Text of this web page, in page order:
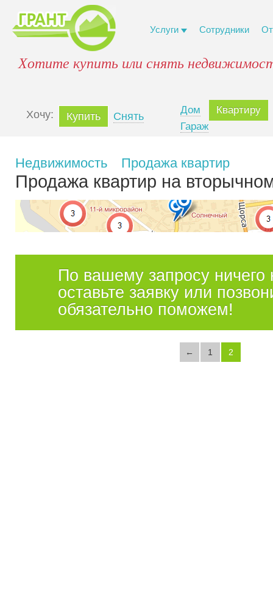
Услуги Сотрудники
Хотите купить или снять
Xочу: Купить Снять
Дом
Квартиру
Гараж
Недвижимость Продажа квартир
Продажа квартир на
По вашему запросу ничего
оставьте заявку или
обязательно поможем!
← 1 2